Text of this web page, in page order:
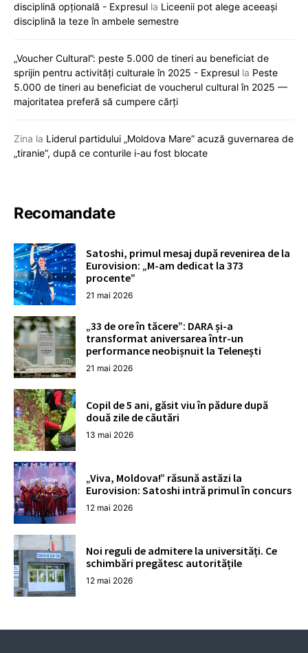
disciplină opțională - Expresul la Liceenii pot alege aceeași
disciplină la teze în ambele semestre
„Voucher Cultural”: peste 5.000 de tineri au beneficiat de
sprijin pentru activități culturale în 2025 - Expresul la Peste
5.000 de tineri au beneficiat de voucherul cultural în 2025 —
majoritatea preferă să cumpere cărți
Zina la Liderul partidului „Moldova Mare” acuză guvernarea de
„tiranie”, după ce conturile i-au fost blocate
Recomandate
Satoshi, primul mesaj după revenirea de la
Eurovision: „M-am dedicat la 373
procente”
21 mai 2026
„33 de ore în tăcere”: DARA și-a
transformat aniversarea într-un
performance neobișnuit la Telenești
21 mai 2026
Copil de 5 ani, găsit viu în pădure după
două zile de căutări
13 mai 2026
„Viva, Moldova!” răsună astăzi la
Eurovision: Satoshi intră primul în concurs
12 mai 2026
Noi reguli de admitere la universități. Ce
schimbări pregătesc autoritățile
12 mai 2026